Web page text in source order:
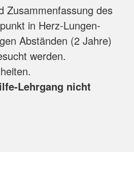
Zusammenfassung des
in Herz-Lungen-
Abständen (2 Jahre)
werden.
Lehrgang nicht